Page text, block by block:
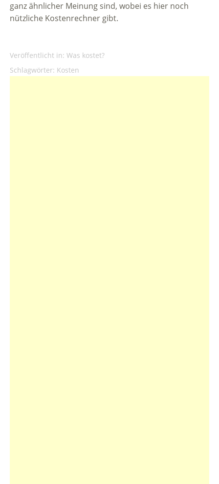
ganz ähnlicher Meinung sind, wobei es hier noch
nützliche Kostenrechner gibt.
Veröffentlicht in: Was kostet?
Schlagwörter: Kosten